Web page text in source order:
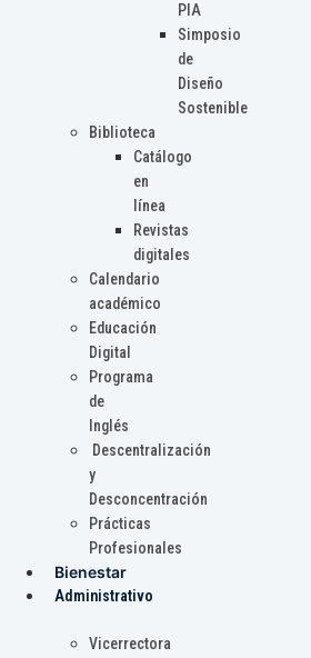
PIA
Simposio
de
Diseño
Sostenible
Biblioteca
Catálogo
en
línea
Revistas
digitales
Calendario
académico
Educación
Digital
Programa
de
Inglés
Descentralización
y
Desconcentración
Prácticas
Profesionales
Bienestar
Administrativo
Vicerrectora